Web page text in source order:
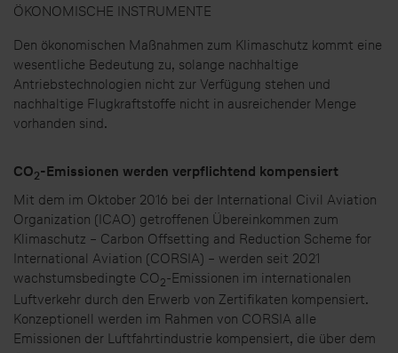
ÖKONOMISCHE INSTRUMENTE
Den ökonomischen Maßnahmen zum Klimaschutz kommt eine
wesentliche Bedeutung zu, solange nachhaltige
Antriebstechnologien nicht zur Verfügung stehen und
nachhaltige Flugkraftstoffe nicht in ausreichender Menge
vorhanden sind.
CO2-Emissionen werden verpflichtend kompensiert
Mit dem im Oktober 2016 bei der International Civil Aviation
Organization (ICAO) getroffenen Übereinkommen zum
Klimaschutz – Carbon Offsetting and Reduction Scheme for
International Aviation (CORSIA) – werden seit 2021
wachstumsbedingte CO2-Emissionen im internationalen
Luftverkehr durch den Erwerb von Zertifikaten kompensiert.
Konzeptionell werden im Rahmen von CORSIA alle
Emissionen der Luftfahrtindustrie kompensiert, die über dem